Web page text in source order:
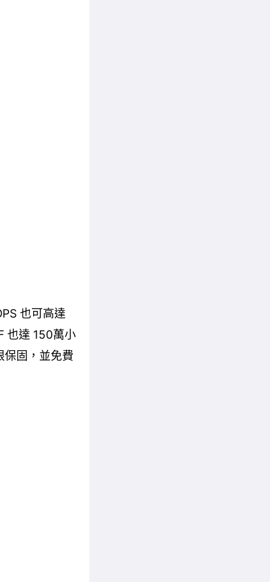
也可高達
也達 150萬小
固，並免費